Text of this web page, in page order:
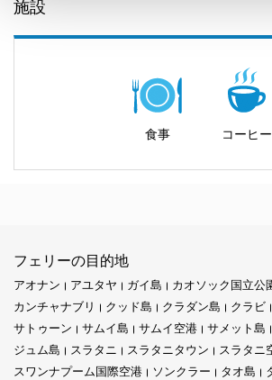
ら、Seudamgo（スダムゴ）は最適な選択肢
岸の町と島々を結ぶフェリーサービスを運航
清潔・快適な移動手段として、地元の人や観
ります。Seudamgoは市場では新しい会社で
います。
Seudamgoの使命は、すべての人にとってフ
安全、かつ手頃な価格にすることです。乗客
く旅を楽しめるように努めています。また、
できるサービスを維持することにも力を入れ
は、質の高いサービスと近代的なフェリーで
施設
食事 コーヒー
フェリーの目的地
アオナン アユタヤ ガイ島 カオソック国立公
カンチャナブリ
クッド島 クラダン島 クラビ
サトゥーン
サムイ島 サムイ空港 サメット島
ジュム島
スラタニ スラタニタウン スラタニ
スワンナプーム国際空港
ソンクラー タオ島